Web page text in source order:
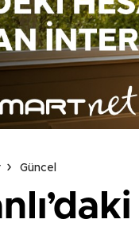
Güncel